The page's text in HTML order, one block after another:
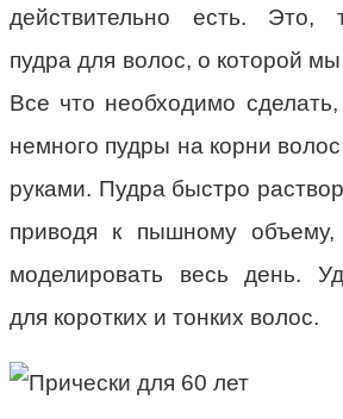
действительно есть. Это,
пудра для волос, о которой
Все что необходимо
немного пудры на корни
руками. Пудра быстро
приводя к пышному
моделировать весь день.
для коротких и тонких волос.